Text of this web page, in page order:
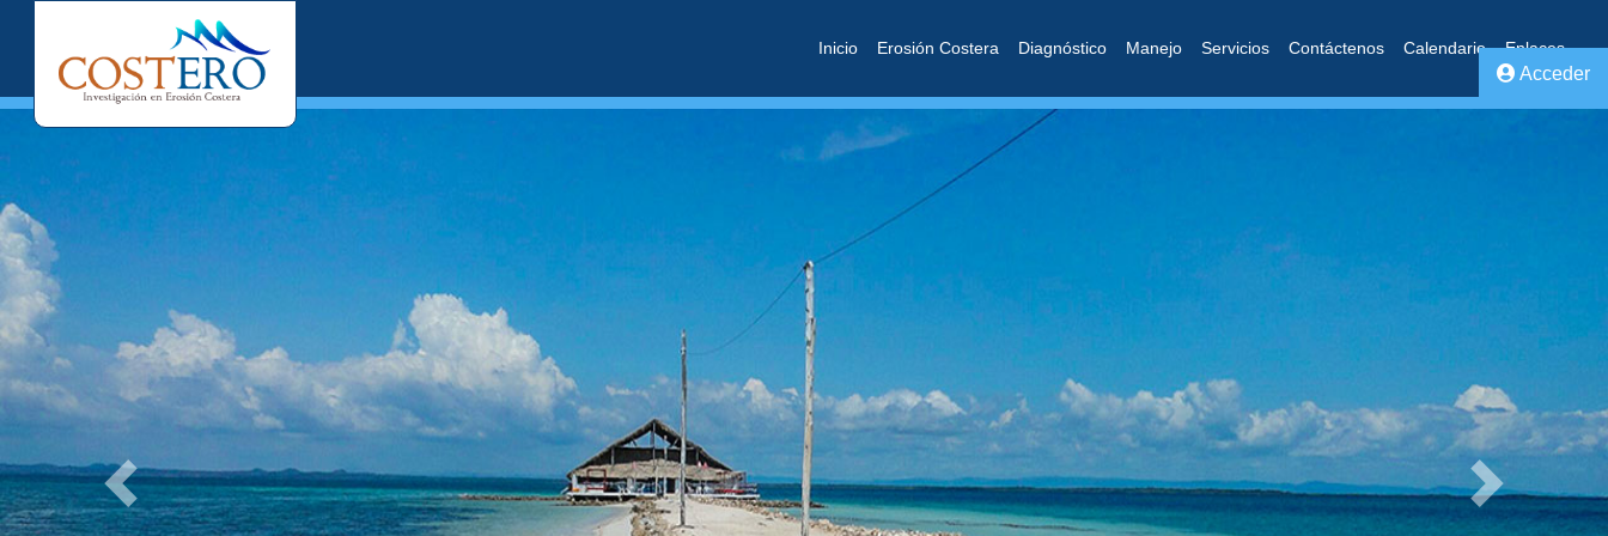
Inicio Erosión Costera Diagnóstico Manejo Servicios Contáctenos Calendario Enlaces
Acceder
Previous Next